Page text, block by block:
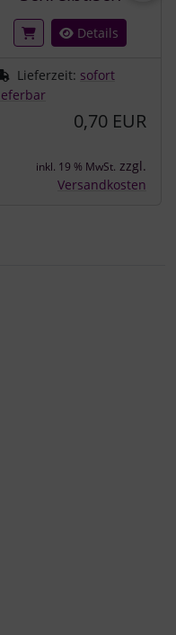
Details
Lieferzeit: sofort
0,70 EUR
inkl. 19 % MwSt. zzgl.
Versandkosten